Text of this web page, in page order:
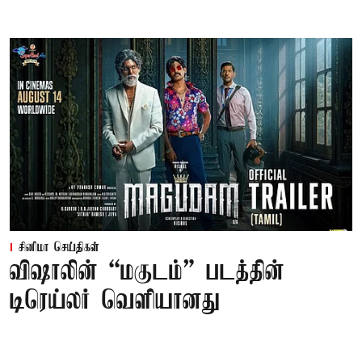
சினிமா செய்திகள்
விஷாலின் “மகுடம்” படத்தின்
டிரெய்லர் வெளியானது